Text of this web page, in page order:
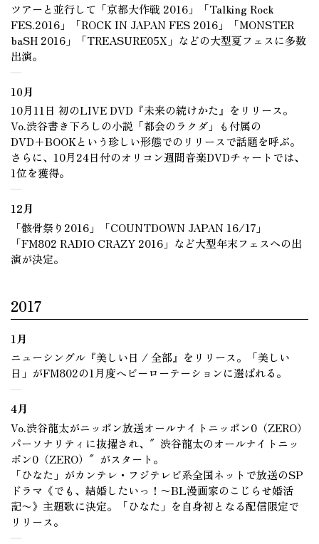
ツアーと並行して「京都大作戦 2016」「Talking Rock
FES.2016」「ROCK IN JAPAN FES 2016」「MONSTER
baSH 2016」「TREASURE05X」などの大型夏フェスに多数
出演。
10月
10月11日 初のLIVE DVD『未来の続けかた』をリリース。
Vo.渋谷書き下ろしの小説「都会のラクダ」も付属の
DVD+BOOKという珍しい形態でのリリースで話題を呼ぶ。
さらに、10月24日付のオリコン週間音楽DVDチャートでは、
1位を獲得。
12月
「骸骨祭り2016」「COUNTDOWN JAPAN 16/17」
「FM802 RADIO CRAZY 2016」など大型年末フェスへの出
演が決定。
2017
1月
ニューシングル『美しい日 / 全部』をリリース。「美しい
日」がFM802の1月度ヘビーローテーションに選ばれる。
4月
Vo.渋谷龍太がニッポン放送オールナイトニッポン0（ZERO）
パーソナリティに抜擢され、″渋谷龍太のオールナイトニッ
ポン0（ZERO）″がスタート。
「ひなた」がカンテレ・フジテレビ系全国ネットで放送のSP
ドラマ《でも、結婚したいっ！〜BL漫画家のこじらせ婚活
記〜》主題歌に決定。「ひなた」を自身初となる配信限定で
リリース。